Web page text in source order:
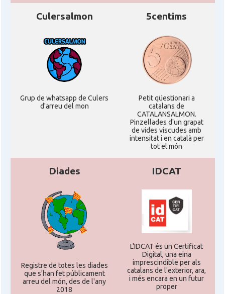
Culersalmon
Grup de whatsapp de Culers
d'arreu del mon
5centims
Petit qüestionari a
catalans de
CATALANSALMON.
Pinzellades d'un grapat
de vides viscudes amb
intensitat i en català per
tot el món
Diades
Registre de totes les diades
que s'han fet públicament
arreu del món, des de l'any
2018
IDCAT
L'IDCAT és un Certificat
Digital, una eina
imprescindible per als
catalans de l'exterior, ara,
i més encara en un futur
proper